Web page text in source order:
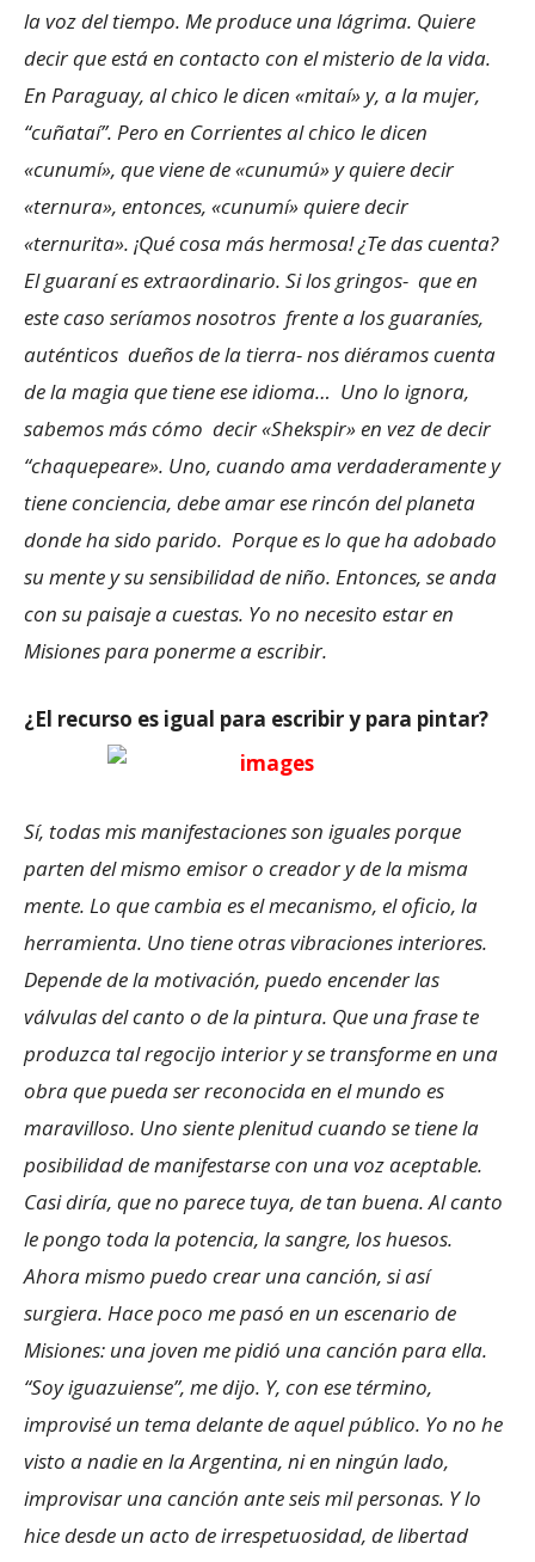
la voz del tiempo. Me produce una lágrima. Quiere
decir que está en contacto con el misterio de la vida.
En Paraguay, al chico le dicen «mitaí» y, a la mujer,
“cuñataí”. Pero en Corrientes al chico le dicen
«cunumí», que viene de «cunumú» y quiere decir
«ternura», entonces, «cunumí» quiere decir
«ternurita». ¡Qué cosa más hermosa! ¿Te das cuenta?
El guaraní es extraordinario. Si los gringos- que en
este caso seríamos nosotros frente a los guaraníes,
auténticos dueños de la tierra- nos diéramos cuenta
de la magia que tiene ese idioma… Uno lo ignora,
sabemos más cómo decir «Shekspir» en vez de decir
“chaquepeare». Uno, cuando ama verdaderamente y
tiene conciencia, debe amar ese rincón del planeta
donde ha sido parido. Porque es lo que ha adobado
su mente y su sensibilidad de niño. Entonces, se anda
con su paisaje a cuestas. Yo no necesito estar en
Misiones para ponerme a escribir.
¿El recurso es igual para escribir y para pintar?
Sí, todas mis manifestaciones son iguales porque
parten del mismo emisor o creador y de la misma
mente. Lo que cambia es el mecanismo, el oficio, la
herramienta. Uno tiene otras vibraciones interiores.
Depende de la motivación, puedo encender las
válvulas del canto o de la pintura. Que una frase te
produzca tal regocijo interior y se transforme en una
obra que pueda ser reconocida en el mundo es
maravilloso. Uno siente plenitud cuando se tiene la
posibilidad de manifestarse con una voz aceptable.
Casi diría, que no parece tuya, de tan buena. Al canto
le pongo toda la potencia, la sangre, los huesos.
Ahora mismo puedo crear una canción, si así
surgiera. Hace poco me pasó en un escenario de
Misiones: una joven me pidió una canción para ella.
“Soy iguazuiense”, me dijo. Y, con ese término,
improvisé un tema delante de aquel público. Yo no he
visto a nadie en la Argentina, ni en ningún lado,
improvisar una canción ante seis mil personas. Y lo
hice desde un acto de irrespetuosidad, de libertad